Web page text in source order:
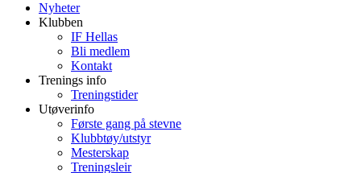
Nyheter
Klubben
IF Hellas
Bli medlem
Kontakt
Trenings info
Treningstider
Utøverinfo
Første gang på stevne
Klubbtøy/utstyr
Mesterskap
Treningsleir